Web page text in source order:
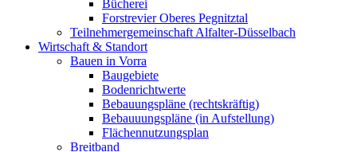
Bücherei
Forstrevier Oberes Pegnitztal
Teilnehmergemeinschaft Alfalter-Düsselbach
Wirtschaft & Standort
Bauen in Vorra
Baugebiete
Bodenrichtwerte
Bebauungspläne (rechtskräftig)
Bebauuungspläne (in Aufstellung)
Flächennutzungsplan
Breitband